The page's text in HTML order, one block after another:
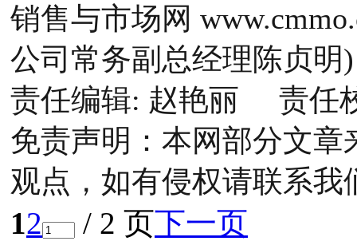
销售与市场网
公司常务副总经理陈贞明)
责任编辑: 赵艳丽 责任
免责声明：本网部分文
观点，如有侵权请联系我
12 / 2 页下一页